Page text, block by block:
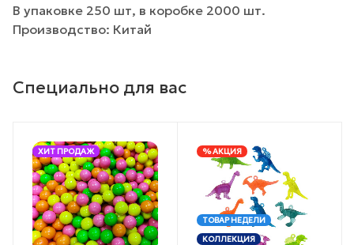
В упаковке 250 шт, в коробке 2000 шт.
Производство: Китай
Специально для вас
ХИТ ПРОДАЖ % АКЦИЯ
ТОВАР НЕДЕЛИ
КОЛЛЕКЦИЯ